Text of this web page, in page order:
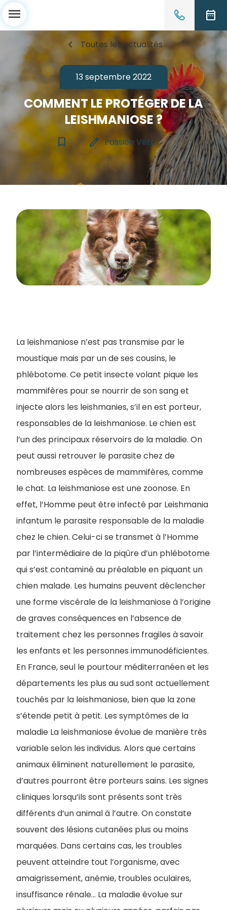
date_range
menu
chevron_left Toutes les actualités
13 septembre 2022
COMMENT LE PROTÉGER DE LA
LEISHMANIOSE ?
bookmark_border edit Passion Véto
La leishmaniose n’est pas transmise par le
moustique mais par un de ses cousins, le
phlébotome. Ce petit insecte volant pique les
mammifères pour se nourrir de son sang et
injecte alors les leishmanies, s’il en est porteur,
responsables de la leishmaniose. Le chien est
l’un des principaux réservoirs de la maladie. On
peut aussi retrouver le parasite chez de
nombreuses espèces de mammifères, comme
le chat. La leishmaniose est une zoonose. En
effet, l’Homme peut être infecté par Leishmania
infantum le parasite responsable de la maladie
chez le chien. Celui-ci se transmet à l’Homme
par l’intermédiaire de la piqûre d’un phlébotome
qui s’est contaminé au préalable en piquant un
chien malade. Les humains peuvent déclencher
une forme viscérale de la leishmaniose à l’origine
de graves conséquences en l’absence de
traitement chez les personnes fragiles à savoir
les enfants et les personnes immunodéficientes.
En France, seul le pourtour méditerranéen et les
départements les plus au sud sont actuellement
touchés par la leishmaniose, bien que la zone
s’étende petit à petit. Les symptômes de la
maladie La leishmaniose évolue de manière très
variable selon les individus. Alors que certains
animaux éliminent naturellement le parasite,
d’autres pourront être porteurs sains. Les signes
cliniques lorsqu’ils sont présents sont très
différents d’un animal à l’autre. On constate
souvent des lésions cutanées plus ou moins
marquées. Dans certains cas, les troubles
peuvent atteindre tout l’organisme, avec
amaigrissement, anémie, troubles oculaires,
insuffisance rénale… La maladie évolue sur